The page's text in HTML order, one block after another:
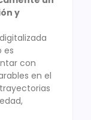
y
es
con
en el